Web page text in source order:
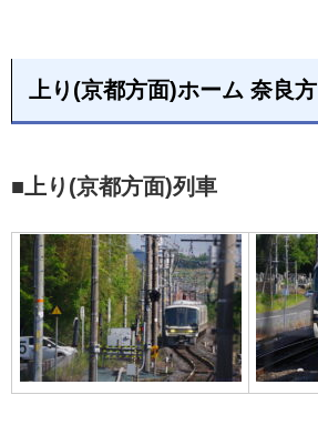
上り(京都方面)ホーム 奈良方
■上り(京都方面)列車